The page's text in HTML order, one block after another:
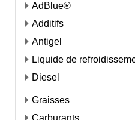
AdBlue®
Additifs
Antigel
Liquide de
Diesel
Graisses